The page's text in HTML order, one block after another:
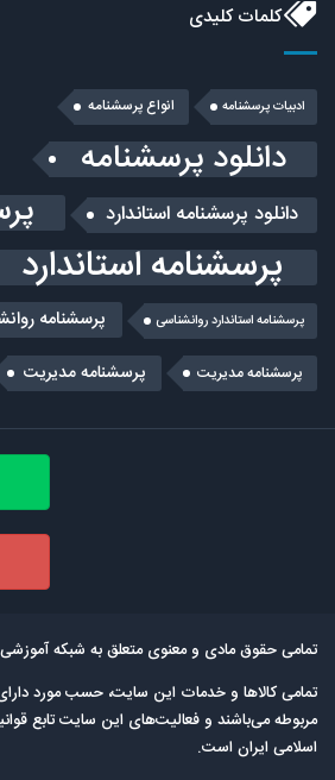
کلمات کلیدی
ادبیات پرسشنامه انواع پرسشنامه
دانلود پرسشنامه
دانلود پرسشنامه استاندارد
پرسشنامه استاندارد
پرسشنامه استاندارد روانشناسی پرسشنامه
پرسشنامه مديريت پرسشنامه مدیریت
تمامی حقوق مادی و معنوی متعلق به شبکه
تمامی كالاها و خدمات این سایت، حسب مورد
مربوطه می‌باشند و فعالیت‌های این سایت تابع
اسلامی ایران است.